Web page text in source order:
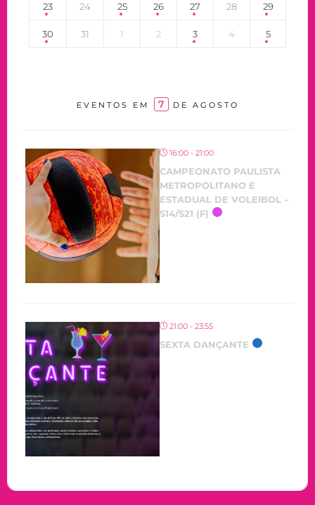
23 24 25 26 27 28 29
30 31 1 2 3 4 5
EVENTOS EM 7 DE AGOSTO
16:00 - 21:00
CAMPEONATO PAULISTA
METROPOLITANO E
ESTADUAL DE VOLEIBOL –
S14/S21 (F)
21:00 - 23:55
SEXTA DANÇANTE